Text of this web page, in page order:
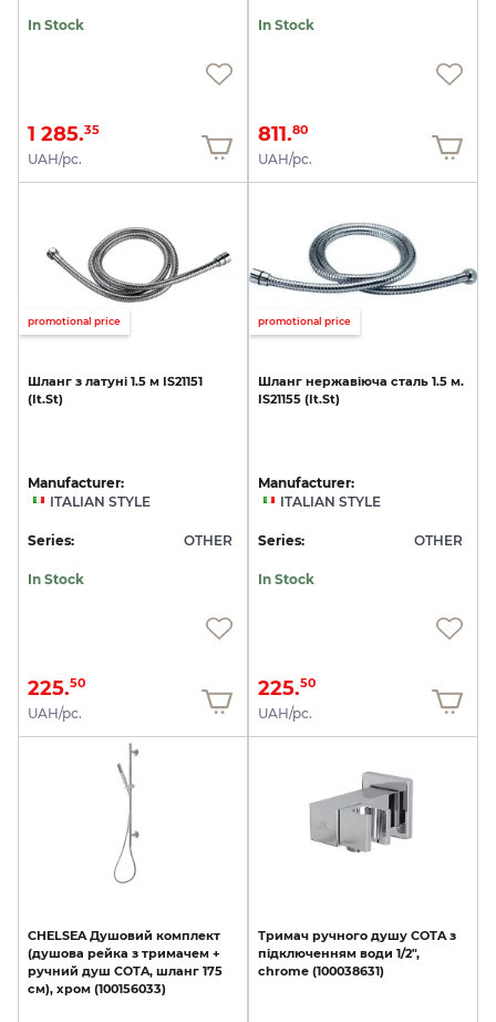
In Stock
1 285.35
UAH/pc.
In Stock
811.80
UAH/pc.
promotional price
Шланг з латуні 1.5 м IS21151
(It.St)
Manufacturer:
ITALIAN STYLE
Series: OTHER
In Stock
225.50
UAH/pc.
promotional price
Шланг нержавіюча сталь 1.5 м.
IS21155 (It.St)
Manufacturer:
ITALIAN STYLE
Series: OTHER
In Stock
225.50
UAH/pc.
CHELSEA Душовий комплект
(душова рейка з тримачем +
ручний душ COTA, шланг 175
см), хром (100156033)
Тримач ручного душу COTA з
підключенням води 1/2",
chrome (100038631)